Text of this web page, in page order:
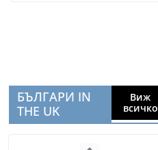
БЪЛГАРИ IN
THE UK
Виж
всичко